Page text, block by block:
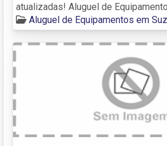
atualizadas! Aluguel de
Aluguel de Equipamentos em